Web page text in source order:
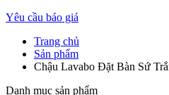
Yêu cầu báo giá
Trang chủ
Sản phẩm
Chậu Lavabo Đặt Bàn Sứ
Danh mục sản phẩm